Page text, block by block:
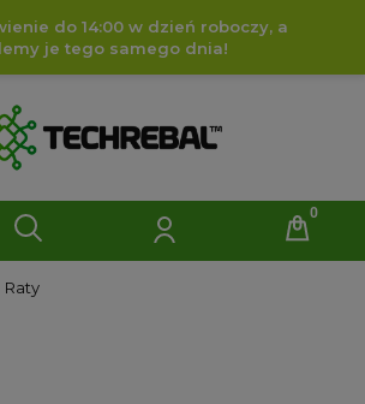
do 14:00 w dzień roboczy, a
je tego samego dnia!
Raty